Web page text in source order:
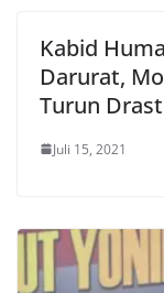
Kabid
Darurat,
Turun
Juli 15, 2021